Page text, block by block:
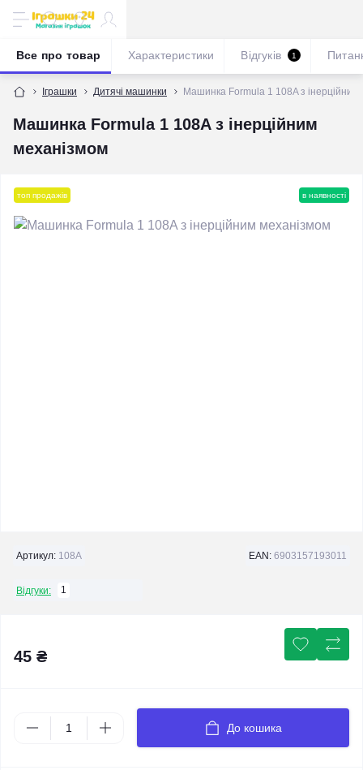
Іграшки Дитячі машинки Машинка Formula 1 108A з інерційним
Машинка Formula 1 108A з інерційним
механізмом
Все про товар Характеристики Відгуків 1
топ продажів в наявності
Артикул: 108A EAN: 6903157193011
Відгуки: 1
45 ₴
До кошика